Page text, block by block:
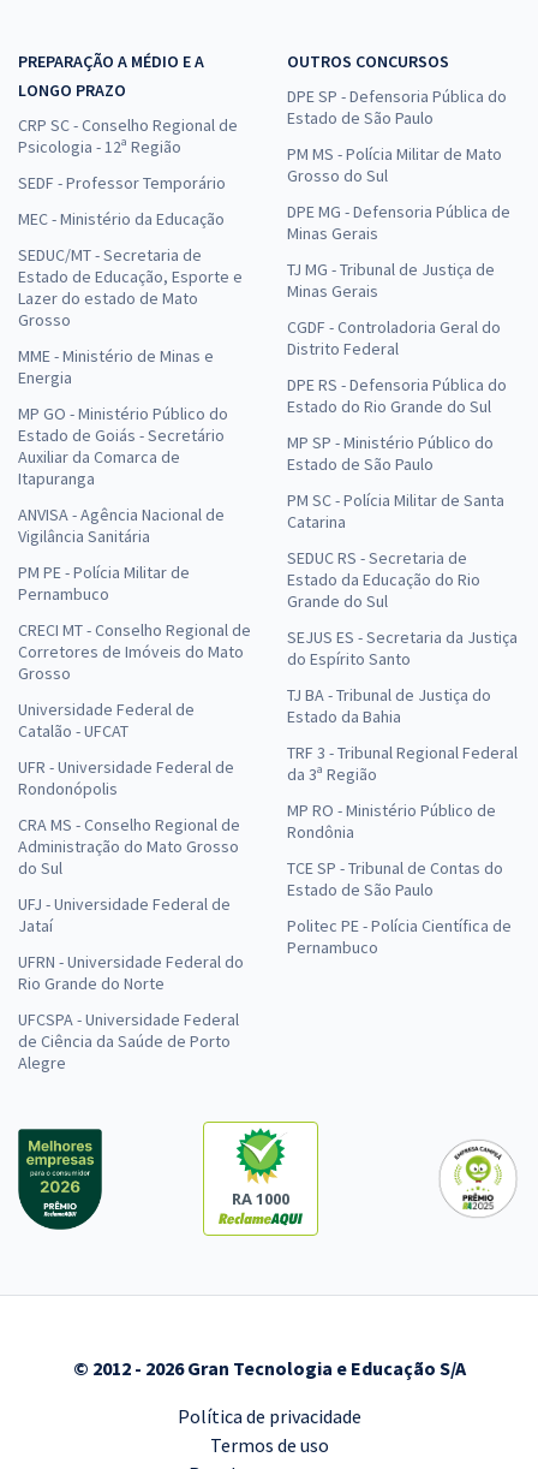
PREPARAÇÃO A MÉDIO E A
LONGO PRAZO
CRP SC - Conselho Regional de
Psicologia - 12ª Região
SEDF - Professor Temporário
MEC - Ministério da Educação
SEDUC/MT - Secretaria de
Estado de Educação, Esporte e
Lazer do estado de Mato
Grosso
MME - Ministério de Minas e
Energia
MP GO - Ministério Público do
Estado de Goiás - Secretário
Auxiliar da Comarca de
Itapuranga
ANVISA - Agência Nacional de
Vigilância Sanitária
PM PE - Polícia Militar de
Pernambuco
CRECI MT - Conselho Regional de
Corretores de Imóveis do Mato
Grosso
Universidade Federal de
Catalão - UFCAT
UFR - Universidade Federal de
Rondonópolis
CRA MS - Conselho Regional de
Administração do Mato Grosso
do Sul
UFJ - Universidade Federal de
Jataí
UFRN - Universidade Federal do
Rio Grande do Norte
UFCSPA - Universidade Federal
de Ciência da Saúde de Porto
Alegre
OUTROS CONCURSOS
DPE SP - Defensoria Pública do
Estado de São Paulo
PM MS - Polícia Militar de Mato
Grosso do Sul
DPE MG - Defensoria Pública de
Minas Gerais
TJ MG - Tribunal de Justiça de
Minas Gerais
CGDF - Controladoria Geral do
Distrito Federal
DPE RS - Defensoria Pública do
Estado do Rio Grande do Sul
MP SP - Ministério Público do
Estado de São Paulo
PM SC - Polícia Militar de Santa
Catarina
SEDUC RS - Secretaria de
Estado da Educação do Rio
Grande do Sul
SEJUS ES - Secretaria da Justiça
do Espírito Santo
TJ BA - Tribunal de Justiça do
Estado da Bahia
TRF 3 - Tribunal Regional Federal
da 3ª Região
MP RO - Ministério Público de
Rondônia
TCE SP - Tribunal de Contas do
Estado de São Paulo
Politec PE - Polícia Científica de
Pernambuco
RA 1000
© 2012 - 2026 Gran Tecnologia e Educação S/A
Política de privacidade
Termos de uso